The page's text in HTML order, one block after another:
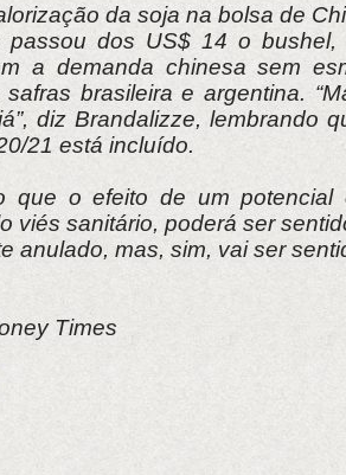
da soja na bolsa de
passou dos US$ 14 o bushel,
a demanda chinesa sem
brasileira e argentina.
diz Brandalizze, lembrando
21 está incluído.
que o efeito de um potencial
viés sanitário, poderá ser
anulado, mas, sim, vai ser
Times